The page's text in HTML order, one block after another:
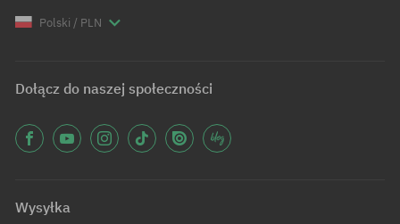
Polski / PLN
Dołącz do naszej społeczności
Wysyłka